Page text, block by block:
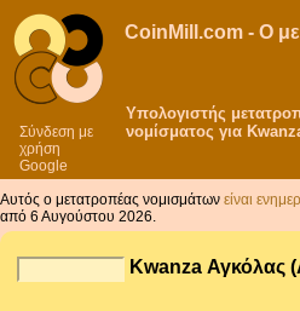
Σύνδεση με
χρήση
Google
CoinMill.com - Ο
Υπολογιστής
νομίσματος για
Αυτός ο μετατροπέας νομισμάτων είναι
από 6 Αυγούστου 2026.
Kwanza Αγκόλας